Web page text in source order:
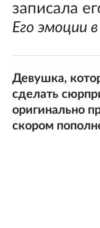
записала
Его эмоции
Девушка,
сделать
оригинально
скором